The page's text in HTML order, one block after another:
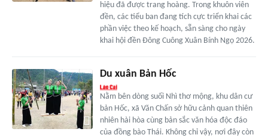
hiệu đã được trang hoàng. Trong khuôn viên
đền, các tiểu ban đang tích cực triển khai các
phần việc theo kế hoạch, sẵn sàng cho ngày
khai hội đền Đông Cuông Xuân Bính Ngọ 2026.
Du xuân Bản Hốc
Nằm bên dòng suối Nhì thơ mộng, khu dân cư
bản Hốc, xã Văn Chấn sở hữu cảnh quan thiên
nhiên hài hòa cùng bản sắc văn hóa độc đáo
của đồng bào Thái. Không chỉ vậy, nơi đây còn